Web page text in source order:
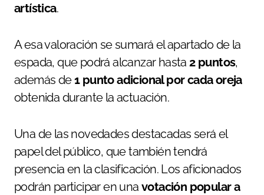
artística.
A esa valoración se sumará el apartado de la
espada, que podrá alcanzar hasta 2 puntos,
además de1 punto adicional por cada oreja
obtenida durante la actuación.
Una de las novedades destacadas será el
papel del público, que también tendrá
presencia en la clasificación. Los aficionados
podrán participar en una votación popular a